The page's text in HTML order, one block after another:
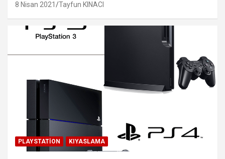
8 Nisan 2021 Tayfun KINACI
PLAYSTATION KIYASLAMA